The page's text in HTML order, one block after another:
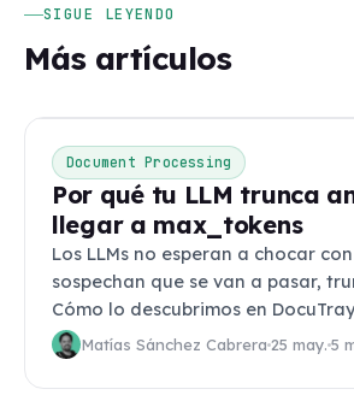
SIGUE LEYENDO
Más artículos
Document Processing
Por qué tu LLM trunca
llegar a max_tokens
Los LLMs no esperan a chocar
sospechan que se van a pasar,
Cómo lo descubrimos en
documentos densos.
Matías Sánchez Cabrera 25 may. 5